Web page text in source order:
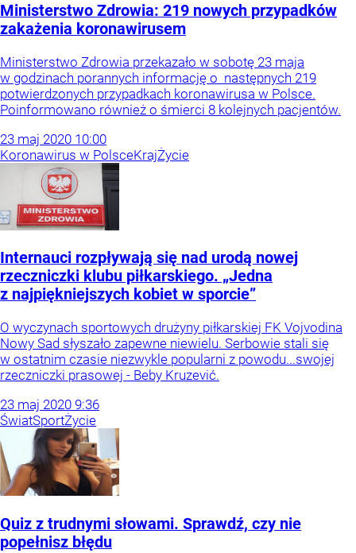
Ministerstwo Zdrowia: 219 nowych przypadków
zakażenia koronawirusem
Ministerstwo Zdrowia przekazało w sobotę 23 maja
w godzinach porannych informację o następnych 219
potwierdzonych przypadkach koronawirusa w Polsce.
Poinformowano również o śmierci 8 kolejnych pacjentów.
23 maj 2020 10:00
Koronawirus w PolsceKrajŻycie
Internauci rozpływają się nad urodą nowej
rzeczniczki klubu piłkarskiego. „Jedna
z najpiękniejszych kobiet w sporcie”
O wyczynach sportowych drużyny piłkarskiej FK Vojvodina
Nowy Sad słyszało zapewne niewielu. Serbowie stali się
w ostatnim czasie niezwykle popularni z powodu...swojej
rzeczniczki prasowej - Beby Kruzević.
23 maj 2020 9:36
ŚwiatSportŻycie
Quiz z trudnymi słowami. Sprawdź, czy nie
popełnisz błędu